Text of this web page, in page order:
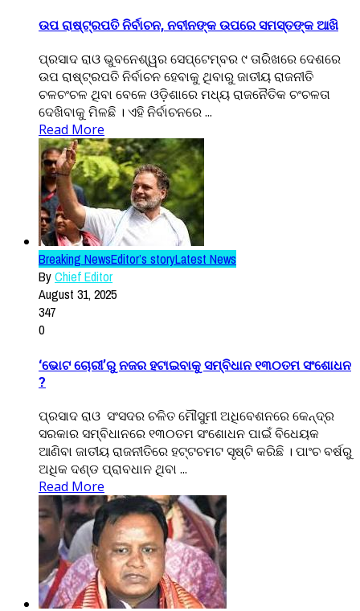
ଉପ ରାଷ୍ଟ୍ରପତି ନିର୍ବାଚନ, ନବୀନଙ୍କ ଉପରେ ସମସ୍ତଙ୍କ ଆଖି
ପ୍ରସାଦ ରାଓ ଭୁବନେଶ୍ୱର ସେପ୍ଟେମ୍ବର ୯ ତାରିଖରେ ଦେଶରେ
ଉପ ରାଷ୍ଟ୍ରପତି ନିର୍ବାଚନ ହେବାକୁ ଥିବାରୁ ଜାତୀୟ ରାଜନୀତି
ଚଳଚଂଚଳ ଥିବା ବେଳେ ଓଡ଼ିଶାରେ ମଧ୍ୟ ରାଜନୈତିକ ଚଂଚଳତା
ଦେଖିବାକୁ ମିଳଛି । ଏହି ନିର୍ବାଚନରେ ...
Read More
Breaking NewsEditor’s storyLatest News
ByChief Editor
August 31, 2025
347
0
‘ଭୋଟ ଚୋରୀ’ରୁ ନଜର ହଟାଇବାକୁ ସମ୍ବିଧାନ ୧୩୦ତମ ସଂଶୋଧନ
?
ପ୍ରସାଦ ରାଓ ସଂସଦର ଚଳିତ ମୌସୁମୀ ଅଧିବେଶନରେ କେନ୍ଦ୍ର
ସରକାର ସମ୍ବିଧାନରେ ୧୩୦ତମ ସଂଶୋଧନ ପାଇଁ ବିଧେୟକ
ଆଣିବା ଜାତୀୟ ରାଜନୀତିରେ ହଟ୍ଟଚମଟ ସୃଷ୍ଟି କରିଛି । ପାଂଚ ବର୍ଷରୁ
ଅଧିକ ଦଣ୍ଡ ପ୍ରାବଧାନ ଥିବା ...
Read More